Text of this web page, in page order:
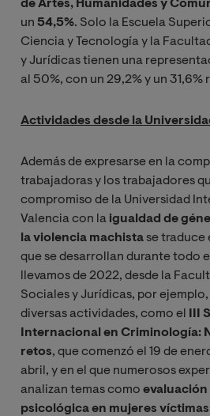
de Artes, Humanidades y
un 54,5%. Solo la Escuela
Ciencia y Tecnología y la
y Jurídicas tienen una
al 50%, con un 29,2% y un 31,6%
Actividades desde la
Además de expresarse en la
trabajadoras y los trabajadores
compromiso de la Universidad
Valencia con la igualdad de
la violencia machistase traduce
que se desarrollan durante todo
llevamos de 2022, desde la
Sociales y Jurídicas, por
diversas actividades, como el
III
Internacional en Criminología:
retos, que comenzó el 19 de
abril, y en el que numerosos
analizan temas como
psicológica en mujeres